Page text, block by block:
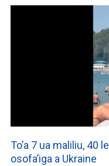
To’a 7 ua maliliu, 40
osofa’iga a Ukraine